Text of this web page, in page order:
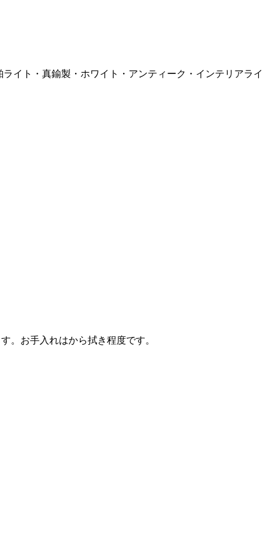
イト・真鍮製・ホワイト・アンティーク・インテリアライ
。お手入れはから拭き程度です。